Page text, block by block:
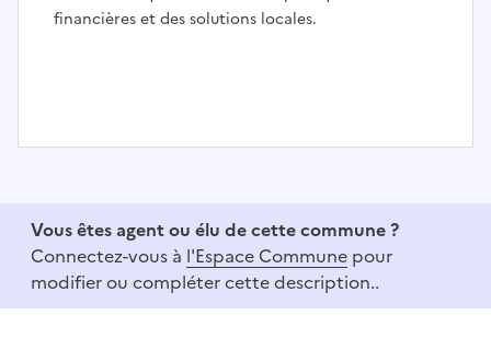
financières et des solutions locales.
f
Vous êtes agent ou élu de cette commune ?
Connectez-vous à l'Espace Commune pour
modifier ou compléter cette description..